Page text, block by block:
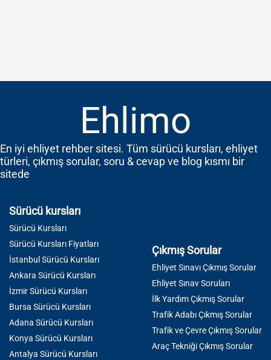
Ehlimo
En iyi ehliyet rehber sitesi. Tüm sürücü kursları, ehliyet
türleri, çıkmış sorular, soru & cevap ve blog kısmı bir
sitede
Sürücü kursları
Sürücü Kursları
Sürücü Kursları Fiyatları
İstanbul Sürücü Kursları
Ankara Sürücü Kursları
İzmir Sürücü Kursları
Bursa Sürücü Kursları
Adana Sürücü Kursları
Konya Sürücü Kursları
Antalya Sürücü Kursları
Çıkmış Sorular
Ehliyet Sınavı Çıkmış Sorular
Ehliyet Sınav Soruları
İlk Yardım Çıkmış Sorular
Trafik Adabı Çıkmış Sorular
Trafik ve Çevre Çıkmış Sorular
Araç Tekniği Çıkmış Sorular